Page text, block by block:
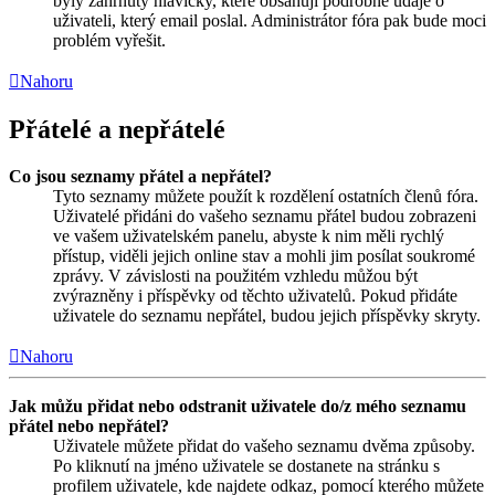
uživateli, který email poslal. Administrátor fóra pak bude moci
problém vyřešit.
Nahoru
Přátelé a nepřátelé
Co jsou seznamy přátel a nepřátel?
Tyto seznamy můžete použít k rozdělení ostatních členů fóra.
Uživatelé přidáni do vašeho seznamu přátel budou zobrazeni
ve vašem uživatelském panelu, abyste k nim měli rychlý
přístup, viděli jejich online stav a mohli jim posílat soukromé
zprávy. V závislosti na použitém vzhledu můžou být
zvýrazněny i příspěvky od těchto uživatelů. Pokud přidáte
uživatele do seznamu nepřátel, budou jejich příspěvky skryty.
Nahoru
Jak můžu přidat nebo odstranit uživatele do/z mého seznamu
přátel nebo nepřátel?
Uživatele můžete přidat do vašeho seznamu dvěma způsoby.
Po kliknutí na jméno uživatele se dostanete na stránku s
profilem uživatele, kde najdete odkaz, pomocí kterého můžete